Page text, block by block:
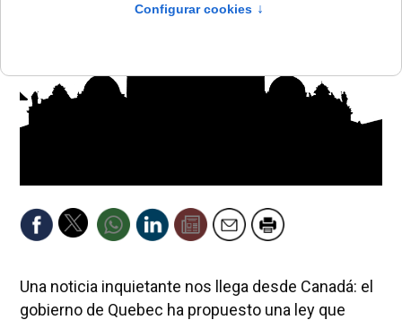
Una noticia inquietante nos llega desde Canadá: el
gobierno de Quebec ha propuesto una ley que